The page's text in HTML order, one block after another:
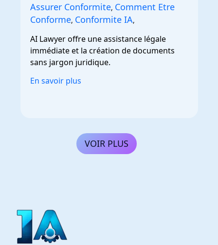
Assurer Conformite, Comment Etre
Conforme, Conformite IA,
AI Lawyer offre une assistance légale
immédiate et la création de documents
sans jargon juridique.
En savoir plus
VOIR PLUS